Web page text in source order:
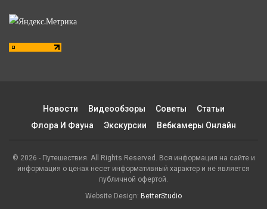
Новости Видеообзоры Советы
Статьи
Флора И Фауна
Экскурсии Вебкамеры Онлайн
© 2026 - Путешествия. All Rights Reserved. Вся информация на сайте и
информация о ценах несет информативный характер и не является
публичной офертой.
Website Design: BetterStudio